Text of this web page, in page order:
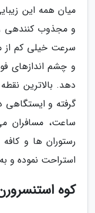
میان همه این
و مجذوب کنندهی
سرعت خیلی کم از
و چشم اندازهای
گرفته و
ساعت، مسافران
رستوران ها و
استراحت نموده و
کوه